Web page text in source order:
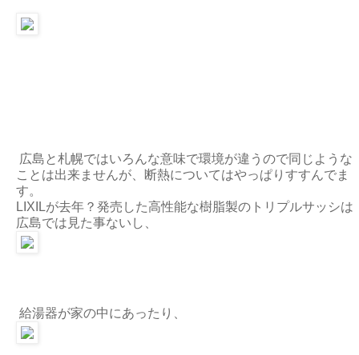
広島と札幌ではいろんな意味で環境が違うので同じような
ことは出来ませんが、断熱についてはやっぱりすすんでま
す。
LIXILが去年？発売した高性能な樹脂製のトリプルサッシは
広島では見た事ないし、
給湯器が家の中にあったり、